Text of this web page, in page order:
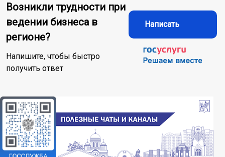
Возникли трудности при
ведении бизнеса в
регионе?
Напишите, чтобы быстро
получить ответ
Написать